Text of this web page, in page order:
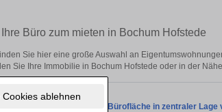
Cookies ablehnen
Büro zum mieten in Bochum Hofstede
Sie hier eine große Auswahl an
Sie Ihre Immobilie in Bochum Hofstede oder in der Nähe.
Attraktive Bürofläche in zentraler